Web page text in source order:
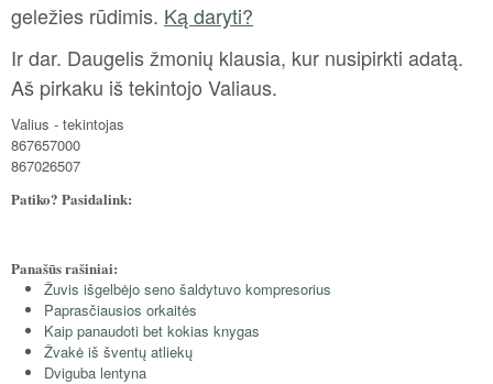
geležies rūdimis. Ką daryti?
Ir dar. Daugelis žmonių klausia, kur nusipirkti adatą.
Aš pirkaku iš tekintojo Valiaus.
Valius - tekintojas
867657000
867026507
Patiko? Pasidalink:
Panašūs rašiniai:
Žuvis išgelbėjo seno šaldytuvo kompresorius
Paprasčiausios orkaitės
Kaip panaudoti bet kokias knygas
Žvakė iš šventų atliekų
Dviguba lentyna